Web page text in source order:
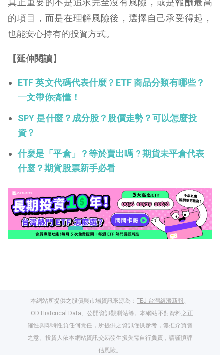
真正重要的不是追求完全沒有風險，或是報酬最高
的項目，而是在理解風險後，選擇自己承受得起，
也能安心持有的投資方式。
【延伸閱讀】
ETF 英文代碼代表什麼？ETF 商品分類有哪些？
一文帶你搞懂！
SPY 是什麼？成分股？股價走勢？可以怎麼投
資？
什麼是「平倉」？等於賣出嗎？期貨未平倉代表
什麼？期貨股票新手必看
本網站所提供之股價與市場資訊來源為： TEJ 台灣經濟新報、
EOD Historical Data、 公開資訊觀測站等。本網站不對資料之正
確性與即時性負任何責任，所提供之資訊僅供參考，無推介買賣
之意。投資人依本網站資訊交易發生損失需自行負責，請謹慎評
估風險。